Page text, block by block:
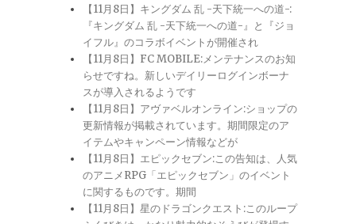
【11月8日】キングダム 乱 -天下統一への道-:
『キングダム 乱 -天下統一への道-』と『ジョ
イフル』のコラボイベントが開催され
【11月8日】FC MOBILE:メンテナンスのお知
らせですね。新しいデイリーログインボーナ
スが導入されるようです
【11月8日】アヴァベルオンライン:ショップの
更新情報が掲載されています。期間限定のア
イテムやキャンペーン情報などが
【11月8日】エピックセブン:この告知は、人気
のアニメRPG「エピックセブン」のイベント
に関するものです。期間
【11月8日】星のドラゴンクエスト:このループ